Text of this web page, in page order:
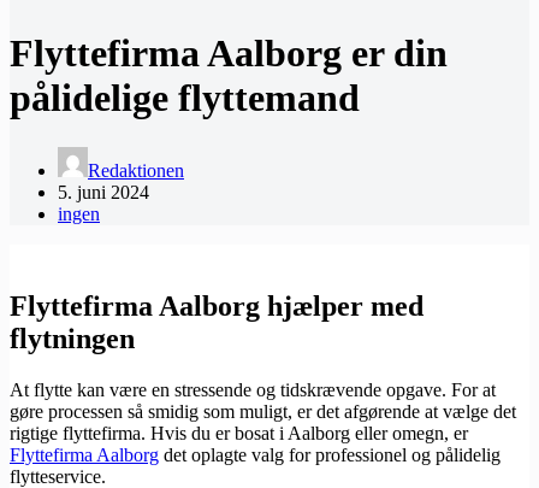
Flyttefirma Aalborg er din
pålidelige flyttemand
Redaktionen
5. juni 2024
ingen
Flyttefirma Aalborg hjælper med
flytningen
At flytte kan være en stressende og tidskrævende opgave. For at
gøre processen så smidig som muligt, er det afgørende at vælge det
rigtige flyttefirma. Hvis du er bosat i Aalborg eller omegn, er
Flyttefirma Aalborg det oplagte valg for professionel og pålidelig
flytteservice.